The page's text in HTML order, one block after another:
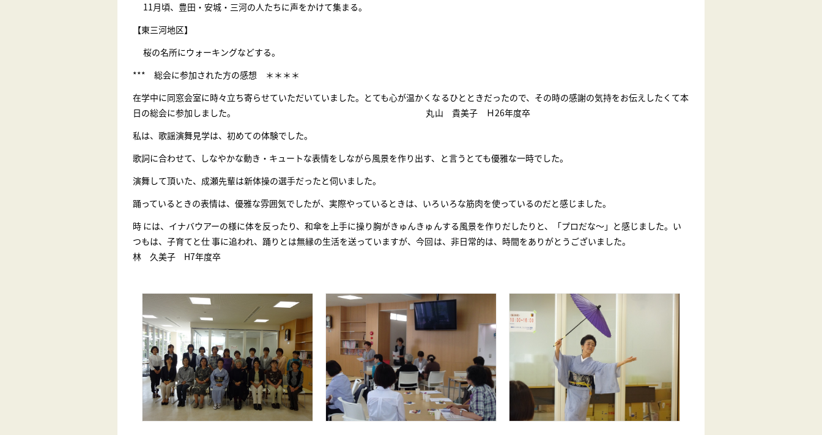
11月頃、豊田・安城・三河の人たちに声をかけて集まる。
【東三河地区】
桜の名所にウォーキングなどする。
*** 総会に参加された方の感想 ＊＊＊＊
在学中に同窓会室に時々立ち寄らせていただいていました。とても心が温かくなるひとときだったので、その時の感謝の気持をお伝えしたくて本
日の総会に参加しました。 丸山 貴美子 Ｈ26年度卒
私は、歌謡演舞見学は、初めての体験でした。
歌詞に合わせて、しなやかな動き・キュートな表情をしながら風景を作り出す、と言うとても優雅な一時でした。
演舞して頂いた、成瀬先輩は新体操の選手だったと伺いました。
踊っているときの表情は、優雅な雰囲気でしたが、実際やっているときは、いろいろな筋肉を使っているのだと感じました。
時 には、イナバウアーの様に体を反ったり、和傘を上手に操り胸がきゅんきゅんする風景を作りだしたりと、「プロだな～」と感じました。い
つもは、子育てと仕 事に追われ、踊りとは無縁の生活を送っていますが、今回は、非日常的は、時間をありがとうございました。
林 久美子 H7年度卒